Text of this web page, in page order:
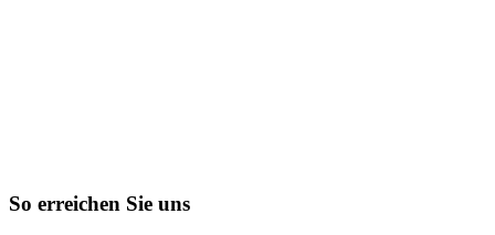
So erreichen Sie uns